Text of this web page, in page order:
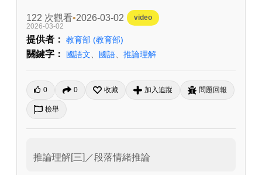
122 次觀看 2026-03-02
video
2026-03-02
提供者： 教育部 (教育部)
關鍵字： 國語文 國語 推論理解
0 0 收藏 加入追蹤 問題回報
檢舉
推論理解[三]／段落情緒推論